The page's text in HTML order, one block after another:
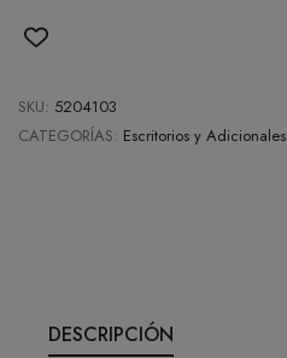
SKU: 5204103
CATEGORÍAS: Escritorios y Adicionales
DESCRIPCIÓN